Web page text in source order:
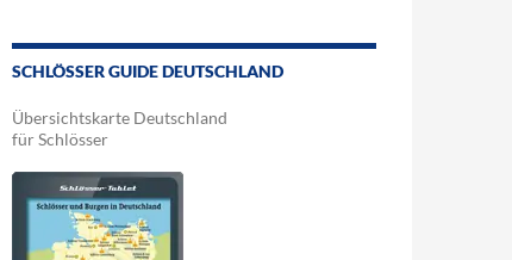
SCHLÖSSER GUIDE DEUTSCHLAND
Übersichtskarte Deutschland
für Schlösser